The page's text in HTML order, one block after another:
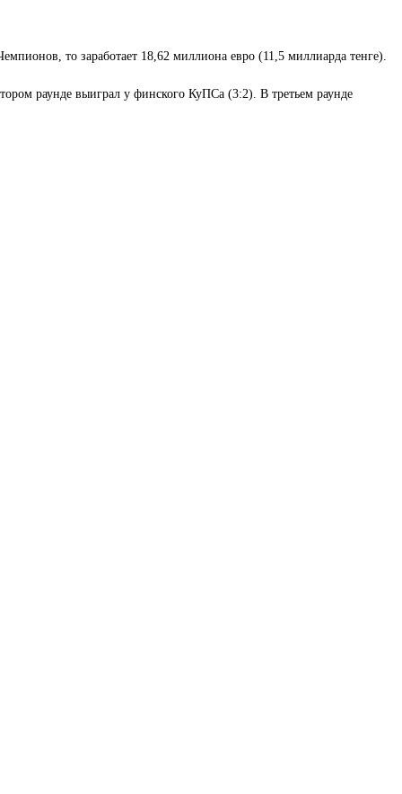
то заработает 18,62 миллиона евро (11,5 миллиарда тенге).
раунде выиграл у финского КуПСа (3:2). В третьем раунде